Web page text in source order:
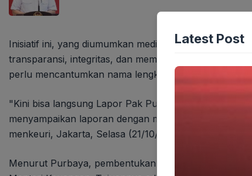
Inisiatif ini, yang diumumkan mediaseruni.co.id,
transparansi, integritas, dan memastikan setiap
perlu mencantumkan nama lengkap dan alamat email
"Kini bisa langsung Lapor Pak Purbaya! Melalui
menyampaikan laporan dengan mencantumkan
menkeuri, Jakarta, Selasa (21/10/2025).
Menurut Purbaya, pembentukan kanal pengaduan ini
Latest Post